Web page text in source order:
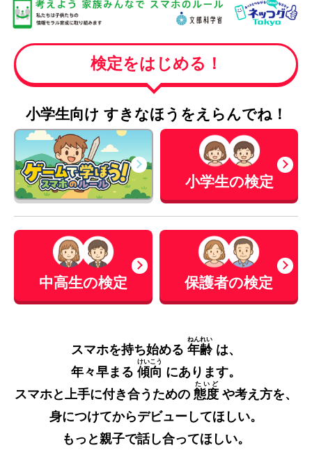
検定をはじめる！
小学生向け すきなほうをえらんでね！
小学生の検定
中高生の検定 保護者の検定
スマホを持ち始める 年齢
ねんれい
は、
年々早まる 傾向
けいこう
にあります。
スマホと上手に付き合うための 態度
たいど
や考え方を、
身につけてからデビューしてほしい。
もっと親子で話し合ってほしい。